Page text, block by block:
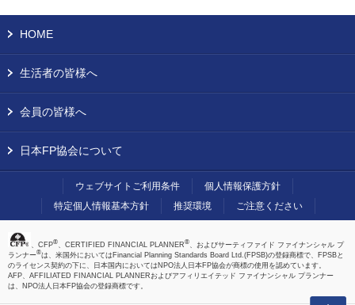
HOME
生活者の皆様へ
会員の皆様へ
日本FP協会について
ウェブサイトご利用条件
個人情報保護方針
特定個人情報基本方針
推奨環境 ご注意ください
、CFP® 、CERTIFIED FINANCIAL PLANNER® 、およびサーティファイド ファイナンシャル プ
ランナー®は、米国外においてはFinancial Planning Standards Board Ltd.(FPSB)の登録商標で、FPSBと
のライセンス契約の下に、日本国内においてはNPO法人日本FP協会が商標の使用を認めています。
AFP、AFFILIATED FINANCIAL PLANNERおよびアフィリエイテッド ファイナンシャル プランナー
は、NPO法人日本FP協会の登録商標です。